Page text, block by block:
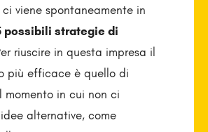
viene spontaneamente in
possibili strategie di
riuscire in questa impresa il
più efficace è quello di
momento in cui non ci
alternative, come